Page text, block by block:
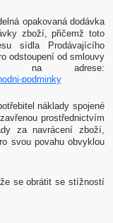
opakovaná dodávka
zboží,přičemž toto
sídla Prodávajícího
odstoupení od smlouvy
na adrese:
podminky
náklady spojené
prostřednictvím
za navrácení zboží,
svou povahu obvyklou
se obrátit se stížností